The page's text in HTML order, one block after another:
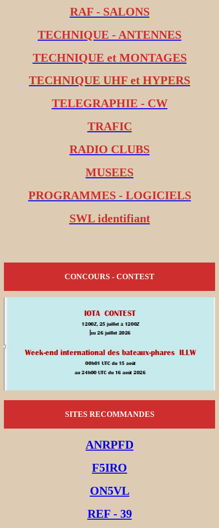
RAF - SALONS
TECHNIQUE - ANTENNES
TECHNIQUE et MONTAGES
TECHNIQUE UHF et HYPERS
TELEGRAPHIE - CW
TRAFIC
RADIO CLUBS
MUSEES
PROGRAMMES - LOGICIELS
SWL identifiant
CONCOURS - CONTEST
SITES RECOMMANDES
ANRPFD
F5IRO
ON5VL
REF - 39